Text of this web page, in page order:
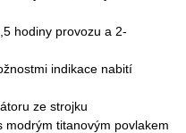
hodiny provozu a 2-
indikace nabití
ze strojku
titanovým povlakem